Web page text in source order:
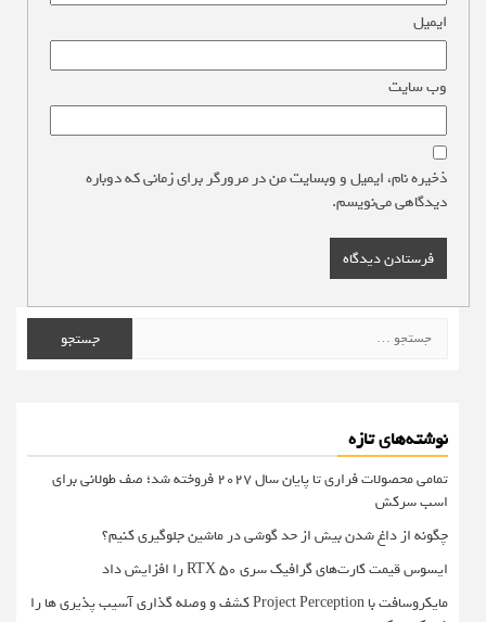
ایمیل
وب‌ سایت
ذخیره نام، ایمیل و وبسایت من در مرورگر برای زمانی که دوباره
دیدگاهی می‌نویسم.
برای:
نوشته‌های تازه
تمامی محصولات فراری تا پایان سال ۲۰۲۷ فروخته شد؛ صف طولانی برای
اسب سرکش
چگونه از داغ شدن بیش از حد گوشی در ماشین جلوگیری کنیم؟
ایسوس قیمت کارت‌های گرافیک سری RTX 50 را افزایش داد
مایکروسافت با Project Perception کشف و وصله گذاری آسیب پذیری ها را